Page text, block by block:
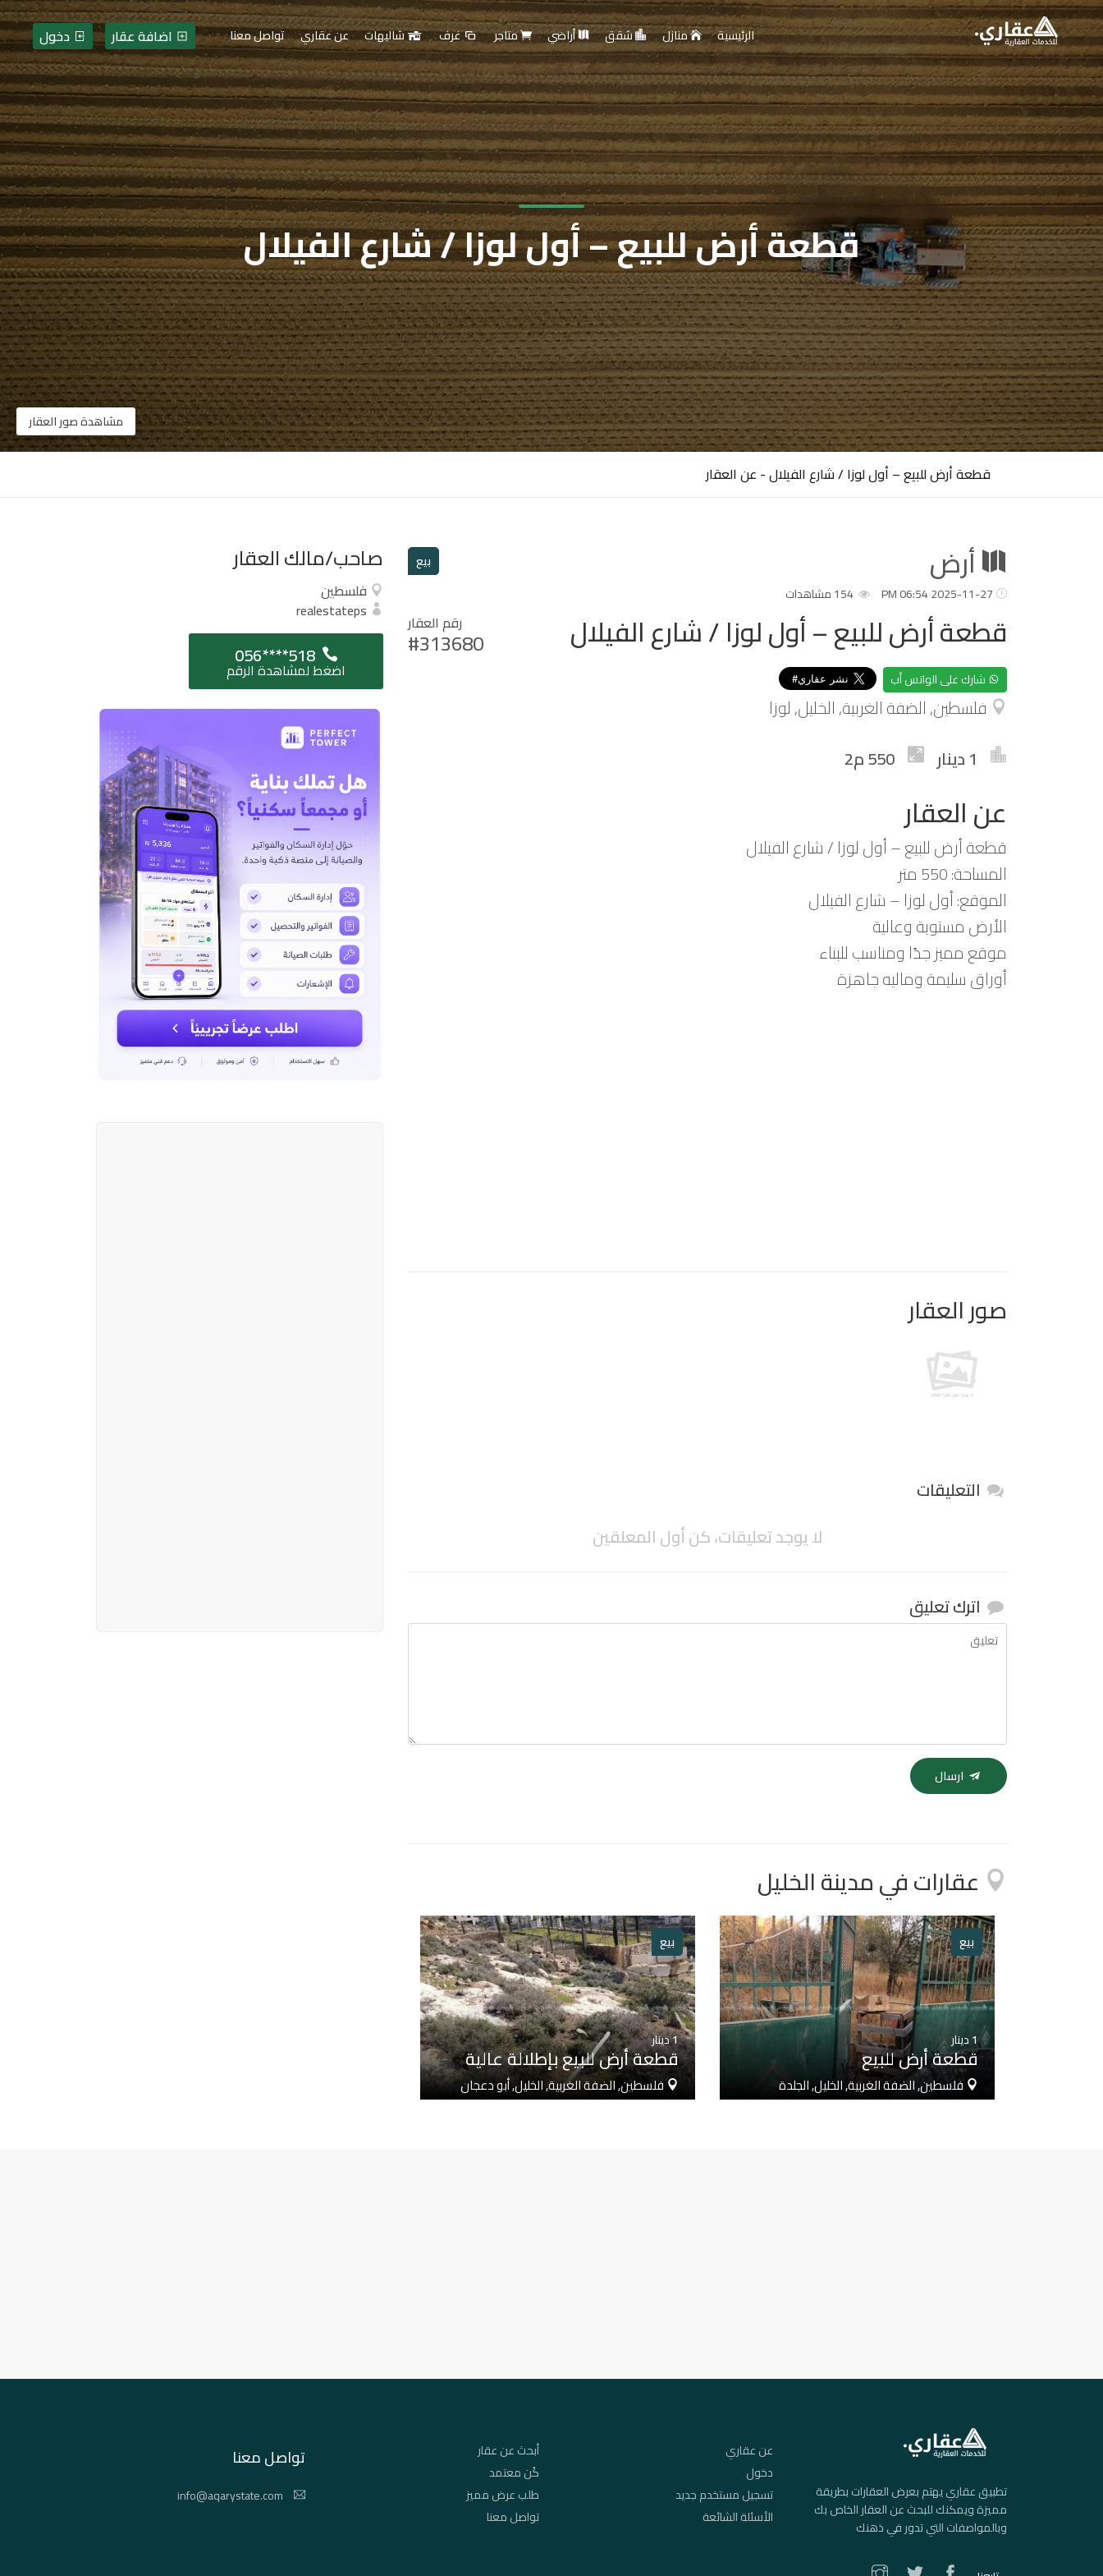
قطعة أرض للبيع – أول لوزا / شارع الفيلال
مشاهدة صور العقار
قطعة أرض للبيع – أول لوزا / شارع الفيلال - عن العقار
أرض
بيع
قطعة أرض للبيع – أول لوزا / شارع الفيلال رقم العقار
#313680
شارك على الواتس أب
فلسطين, الضفة الغربية, الخليل, لوزا
1 دينار
550 م2
عن العقار
قطعة أرض للبيع – أول لوزا / شارع الفيلال
المساحة: 550 متر
الموقع: أول لوزا – شارع الفيلال
الأرض مستوية وعالية
موقع مميز جدًا ومناسب للبناء
أوراق سليمة وماليه جاهزة
صور العقار
التعليقات
لا يوجد تعليقات، كن أول المعلقين
اترك تعليق
ارسال
عقارات في مدينة الخليل
بيع
1دينار
قطعة أرض للبيع
فلسطين, الضفة الغربية, الخليل, الجلدة
بيع
1دينار
قطعة أرض للبيع بإطلالة عالية
فلسطين, الضفة الغربية, الخليل, أبو دعجان
صاحب/مالك العقار
فلسطين
realestateps
056****518
اضغط لمشاهدة الرقم
تطبيق عقاري يهتم بعرض العقارات بطريقة
مميزة ويمكنك للبحث عن العقار الخاص بك
وبالمواصفات التي تدور في ذهنك
عن عقاري
دخول
تسجيل مستخدم جديد
الأسئلة الشائعة
أبحث عن عقار
كُن معتمد
طلب عرض مميز
تواصل معنا
تواصل معنا
info@aqarystate.com
دخول اضافة عقار الرئيسية منازل شقق أراضي متاجر غرف شاليهات عن عقاري تواصل معنا